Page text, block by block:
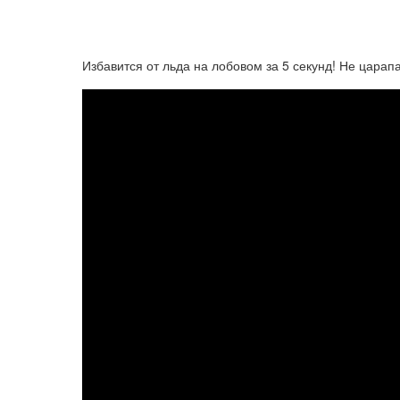
Избавится от льда на лобовом за 5 секунд! Не